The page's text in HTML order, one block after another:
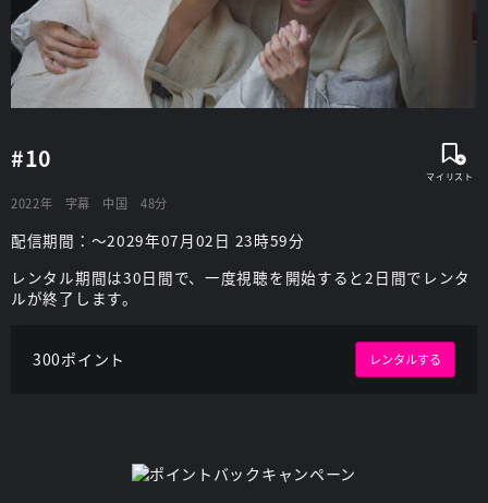
#10
2022年 字幕 中国 48分
配信期間：～2029年07月02日 23時59分
レンタル期間は30日間で、一度視聴を開始すると2日間でレンタ
ルが終了します。
300ポイント レンタルする